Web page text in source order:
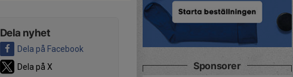
Dela nyhet
Dela på Facebook
Dela på X
Sponsorer